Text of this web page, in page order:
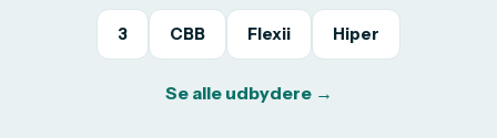
3 CBB Flexii Hiper
Se alle udbydere →